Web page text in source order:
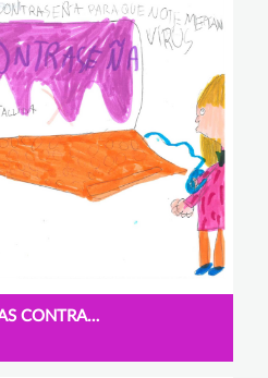
LA IMPORTANCIA DE LAS CONTRASEÑAS